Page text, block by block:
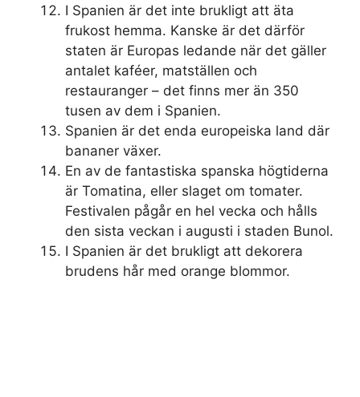
I Spanien är det inte brukligt att äta
frukost hemma. Kanske är det därför
staten är Europas ledande när det gäller
antalet kaféer, matställen och
restauranger – det finns mer än 350
tusen av dem i Spanien.
Spanien är det enda europeiska land där
bananer växer.
En av de fantastiska spanska högtiderna
är Tomatina, eller slaget om tomater.
Festivalen pågår en hel vecka och hålls
den sista veckan i augusti i staden Bunol.
I Spanien är det brukligt att dekorera
brudens hår med orange blommor.